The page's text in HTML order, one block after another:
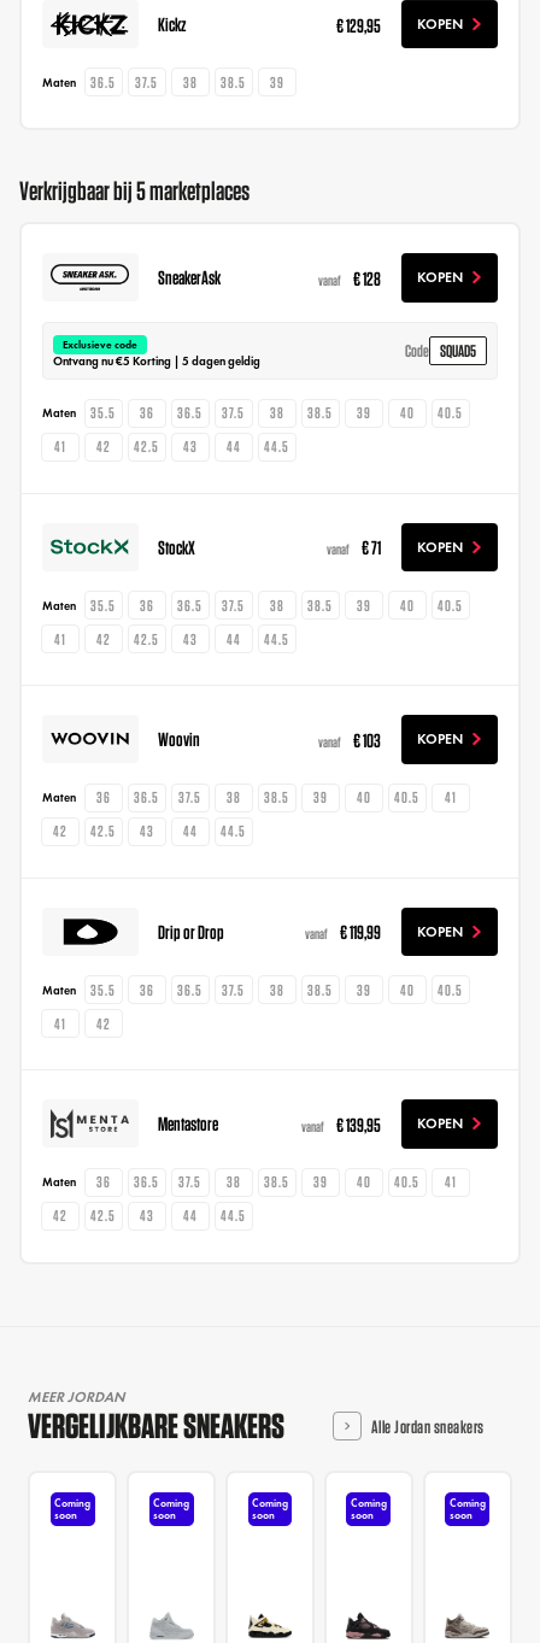
Kickz € 129,95 KOPEN
Maten 36.5 37.5 38 38.5 39
Verkrijgbaar bij 5 marketplaces
SneakerAsk vanaf € 128 KOPEN
Exclusieve code
Ontvang nu €5 Korting | 5 dagen geldig
Code SQUAD5
Maten 35.5 36 36.5 37.5 38 38.5 39 40
40.5
41
42 42.5 43 44 44.5
StockX vanaf € 71 KOPEN
Maten 35.5 36 36.5 37.5 38 38.5 39 40
40.5
41
42 42.5 43 44 44.5
Woovin vanaf € 103 KOPEN
Maten 36 36.5 37.5 38 38.5 39 40 40.5
41
42
42.5 43 44 44.5
Drip or Drop vanaf € 119,99 KOPEN
Maten 35.5 36 36.5 37.5 38 38.5 39 40
40.5
41
42
Mentastore vanaf € 139,95 KOPEN
Maten 36 36.5 37.5 38 38.5 39 40 40.5
41
42
42.5 43 44 44.5
MEER JORDAN
VERGELIJKBARE SNEAKERS Alle Jordan sneakers
Coming
soon
Coming
soon
Coming
soon
Coming
soon
Coming
soon